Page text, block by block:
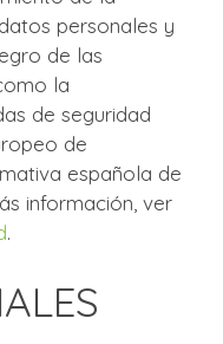
personales y
de las
la
de seguridad
de
española de
información, ver
.